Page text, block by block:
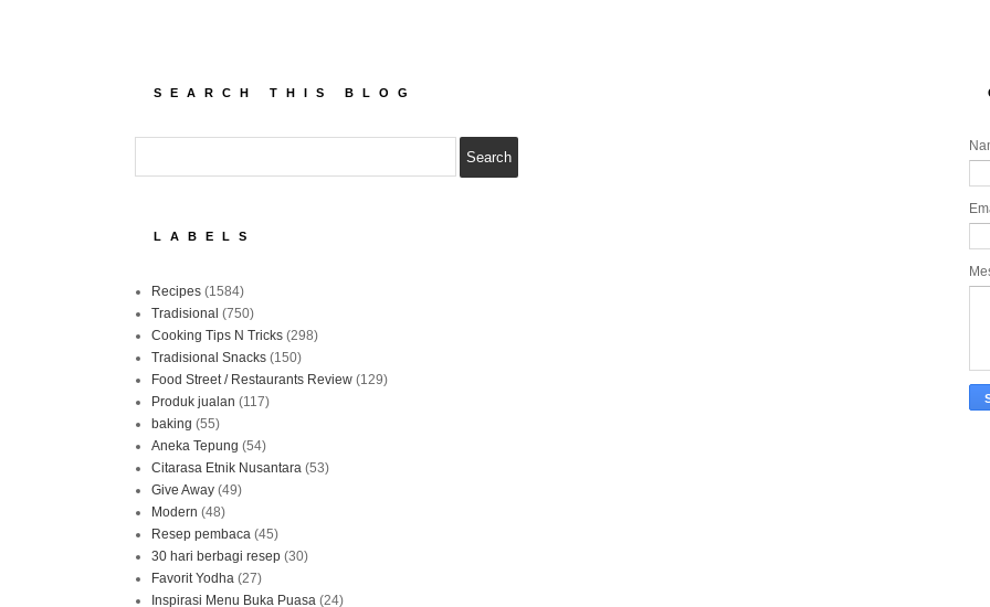
SEARCH THIS BLOG
LABELS
Recipes (1584)
Tradisional (750)
Cooking Tips N Tricks (298)
Tradisional Snacks (150)
Food Street / Restaurants Review (129)
Produk jualan (117)
baking (55)
Aneka Tepung (54)
Citarasa Etnik Nusantara (53)
Give Away (49)
Modern (48)
Resep pembaca (45)
30 hari berbagi resep (30)
Favorit Yodha (27)
Inspirasi Menu Buka Puasa (24)